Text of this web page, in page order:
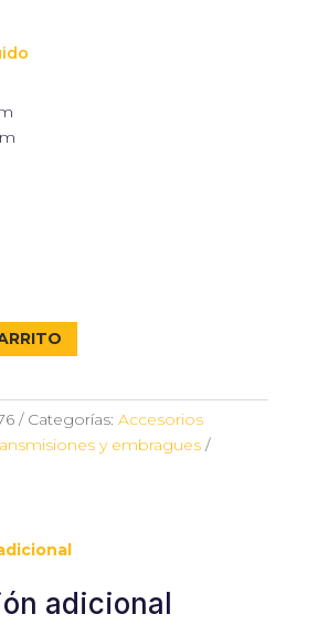
Categorías: Accesorios
y embragues
adicional